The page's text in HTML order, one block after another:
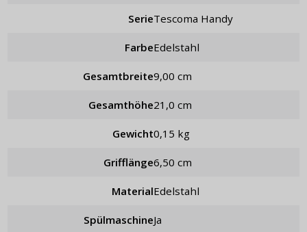
Serie Tescoma Handy
Farbe Edelstahl
Gesamtbreite 9,00 cm
Gesamthöhe 21,0 cm
Gewicht 0,15 kg
Grifflänge 6,50 cm
Material Edelstahl
Spülmaschine Ja